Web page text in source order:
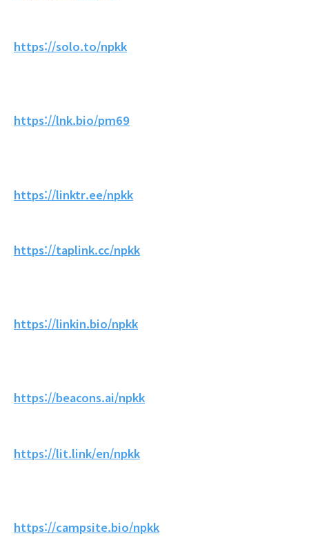
https://solo.to/npkk
https://lnk.bio/pm69
https://linktr.ee/npkk
https://taplink.cc/npkk
https://linkin.bio/npkk
https://beacons.ai/npkk
https://lit.link/en/npkk
https://campsite.bio/npkk